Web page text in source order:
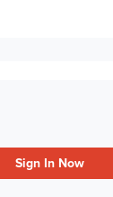
Sign In Now